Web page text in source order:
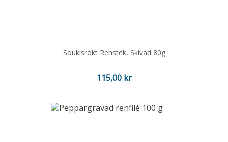
Soukisrökt Renstek, Skivad 80g
Pris
115,00 kr